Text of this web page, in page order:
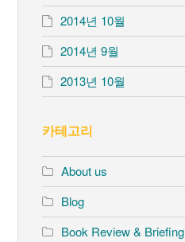
2014년 10월
2014년 9월
2013년 10월
카테고리
About us
Blog
Book Review & Briefing